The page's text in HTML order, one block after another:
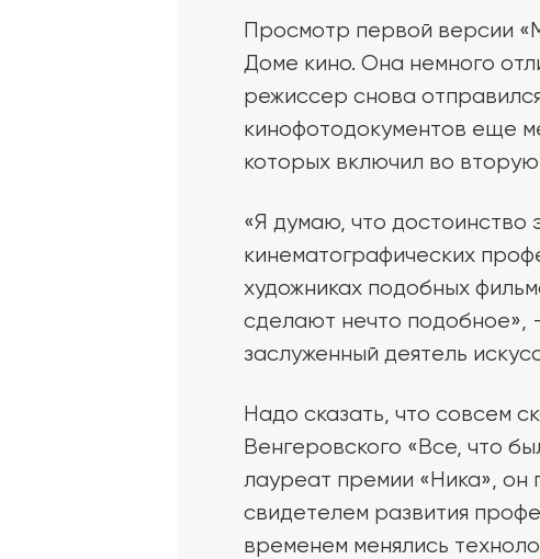
Просмотр первой версии
Доме кино. Она немного
режиссер снова
кинофотодокументов еще
которых включил во
«Я думаю, что достоинство
кинематографических
художниках подобных
сделают нечто подобное»,
заслуженный деятель
Надо сказать, что совсем
Венгеровского «Все, что
лауреат премии «Ника», он
свидетелем развития
временем менялись